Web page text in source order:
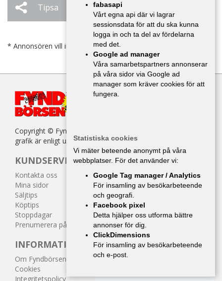
Tipsa
* Annonsören vill inte bli kontaktad av försäljare.
Copyright © Fyndbörsen. All kopiering av texter, bilder eller
grafik är enligt upphovsrättslagen förbjuden.
KUNDSERVICE
Kontakta oss
Mina sidor
Säljtips
Köptips
Stoppdagar
Prenumerera på tidningen
INFORMATION
Om Fyndbörsen
Cookies
Integritetspolicy
fabasapi
Vårt egna api där vi lagrar
sessionsdata för att du ska kunna
logga in och ta del av fördelarna
med det.
Google ad manager
Våra samarbetspartners annonserar
på våra sidor via Google ad
manager som kräver cookies för att
fungera.
Statistiska cookies
Vi mäter beteende anonymt på våra
webbplatser. För det använder vi:
Google Tag manager / Analytics
För insamling av besökarbeteende
och geografi.
Facebook pixel
Detta hjälper oss utforma bättre
annonser för dig.
ClickDimensions
För insamling av besökarbeteende
och e-post.